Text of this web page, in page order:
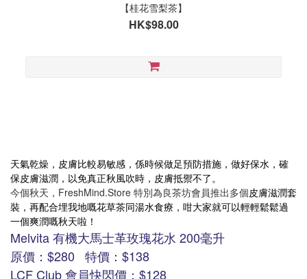
【桂花雪梨茶】
HK$98.00
天氣乾燥，皮膚比較易敏感，係時候做足預防措施，做好保水，確
保皮膚滋潤，以免真正秋風吹時，皮膚抵禦不了。
今個秋天，FreshMind.Store 特別為良茶坊會員推出多個皮膚滋潤套
裝，再配合埋我地嘅花草茶同湯水食療，咁大家就可以輕輕鬆鬆過
一個爽潤嘅秋天啦！
Melvita 有機大馬士革玫瑰花水 200毫升
原價：$280 特價：$138
LCF Club 會員快閃價：$128